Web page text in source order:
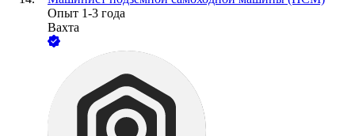
Опыт 1-3 года
Вахта